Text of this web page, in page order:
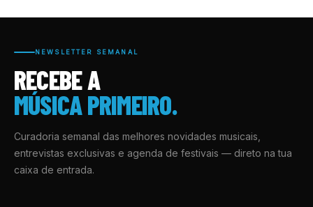
NEWSLETTER SEMANAL
RECEBE A
MÚSICA PRIMEIRO.
Curadoria semanal das melhores novidades musicais,
entrevistas exclusivas e agenda de festivais — direto na tua
caixa de entrada.